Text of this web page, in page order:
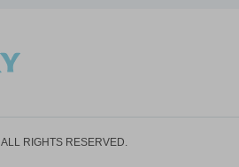
ALL RIGHTS RESERVED.